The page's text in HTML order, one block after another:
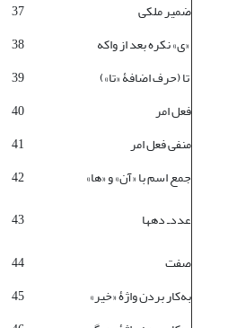
ضمیر ملکی 37
«ی» نکره بعد از واکه
38
تا (حرف اضافۀ «تا»)
39
فعل امر
40
منفی فعل امر
41
جمع اسم با «آن» و «ها»
42
عدد‌ـ‌ ده­ها
43
صفت
44
به‌کار بردن واژۀ «خیر»
45